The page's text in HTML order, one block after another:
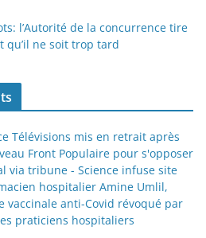
l’Autorité de la concurrence tire
qu’il ne soit trop tard
Télévisions mis en retrait après
Front Populaire pour s'opposer
via tribune - Science infuse site
hospitalier Amine Umlil,
anti-Covid révoqué par
praticiens hospitaliers